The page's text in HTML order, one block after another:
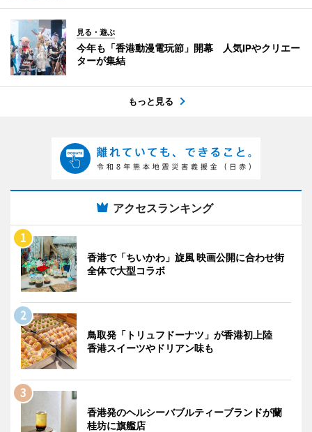
見る・遊ぶ
今年も「香港動漫電玩節」開幕 人気IPやクリエー
ターが集結
もっと見る
アクセスランキング
香港で「ちいかわ」旋風 映画公開に合わせ街
全体で大型コラボ
鳥取発「トリュフドーナツ」が香港初上陸
香港スイーツやドリアン味も
香港発のヘルシーバブルティーブランドが蘭
桂坊に旗艦店